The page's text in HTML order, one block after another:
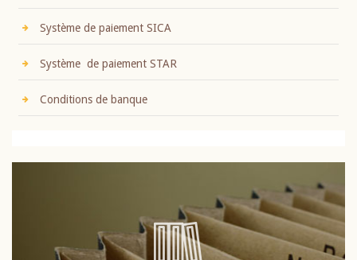
Système de paiement SICA
Système de paiement STAR
Conditions de banque